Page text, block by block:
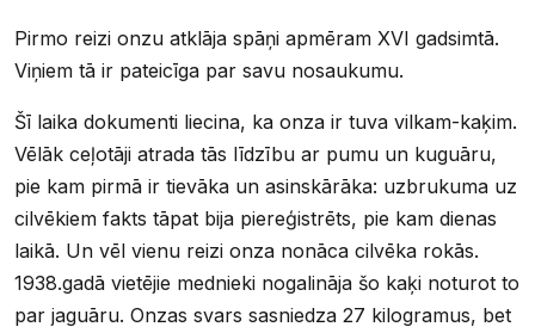
Pirmo reizi onzu atklāja spāņi apmēram XVI gadsimtā.
Viņiem tā ir pateicīga par savu nosaukumu.
Šī laika dokumenti liecina, ka onza ir tuva vilkam-kaķim.
Vēlāk ceļotāji atrada tās līdzību ar pumu un kuguāru,
pie kam pirmā ir tievāka un asinskārāka: uzbrukuma uz
cilvēkiem fakts tāpat bija piereģistrēts, pie kam dienas
laikā. Un vēl vienu reizi onza nonāca cilvēka rokās.
1938.gadā vietējie mednieki nogalināja šo kaķi noturot to
par jaguāru. Onzas svars sasniedza 27 kilogramus, bet